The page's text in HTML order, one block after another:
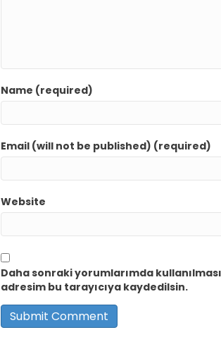
Name (required)
Email (will not be published) (required)
Website
Daha sonraki yorumlarımda
adresim bu tarayıcıya kaydedilsin.